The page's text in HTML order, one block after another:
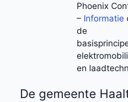
Phoenix
– Informatie
de
en
De gemeente